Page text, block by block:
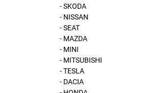
- SKODA
- NISSAN
- SEAT
- MAZDA
- MINI
- MITSUBISHI
- TESLA
- DACIA